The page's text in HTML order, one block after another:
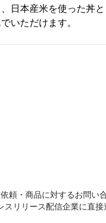
日本産米を使った丼
いただけます。
頼・商品に対するお問い
スリリース配信企業に直接